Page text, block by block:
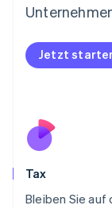
Jetzt
Tax
Bleiben Sie auf
Nederlands
English
Österreich
Portugal
Português
Schweden